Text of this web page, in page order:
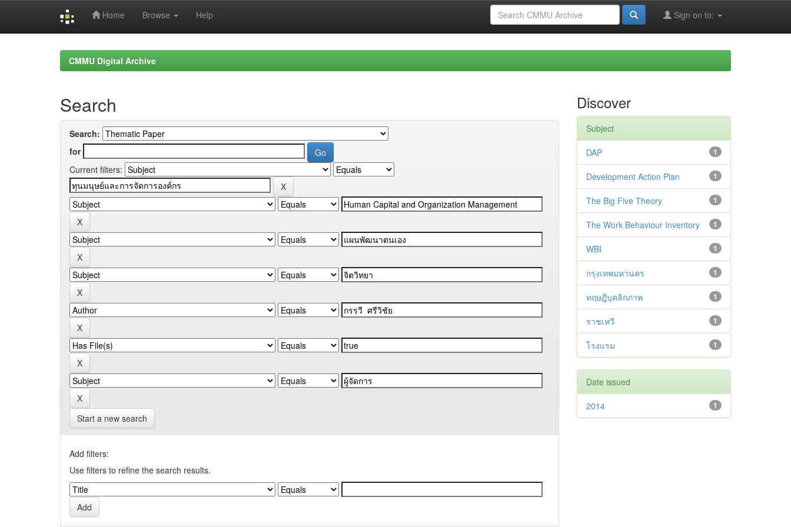
Home Browse Help Sign on to:
CMMU Digital Archive
Search
Search:
for
Current filters:
Start a new search
Add filters:
Use filters to refine the search results.
Discover
Subject
1
DAP
1
Development Action Plan
1
The Big Five Theory
1
The Work Behaviour Inventory
1
WBI
1
กรุงเทพมหานคร
1
ทฤษฎีบุคลิกภาพ
1
ราชเทวี
1
โรงแรม
Date issued
1
2014